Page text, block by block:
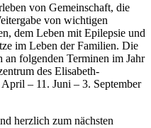
von Gemeinschaft, die
von wichtigen
dem Leben mit Epilepsie und
im Leben der Familien. Die
folgenden Terminen im Jahr
des Elisabeth-
– 11. Juni – 3. September
herzlich zum nächsten